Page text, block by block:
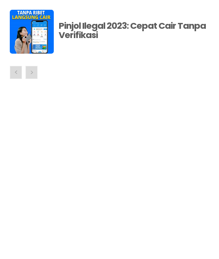
Pinjol Ilegal 2023: Cepat Cair Tanpa
Verifikasi